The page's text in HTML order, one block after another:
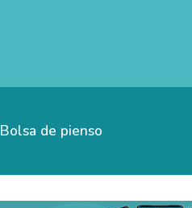
Bolsa de pienso